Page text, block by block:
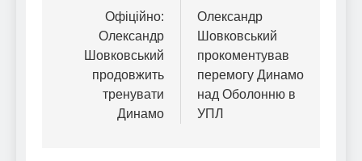
записівОфіційно:
Олександр
Шовковський
продовжить
тренувати
Динамо
Олександр
Шовковський
прокоментував
перемогу Динамо
над Оболонню в
УПЛ